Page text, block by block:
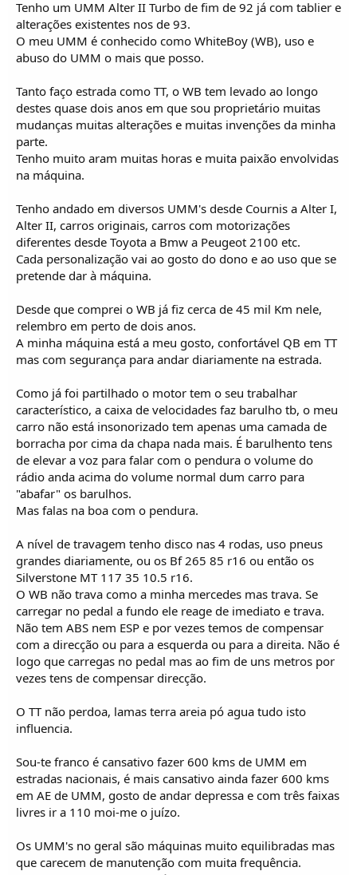
Tenho um UMM Alter II Turbo de fim de 92 já com tablier e
alterações existentes nos de 93.
O meu UMM é conhecido como WhiteBoy (WB), uso e
abuso do UMM o mais que posso.
Tanto faço estrada como TT, o WB tem levado ao longo
destes quase dois anos em que sou proprietário muitas
mudanças muitas alterações e muitas invenções da minha
parte.
Tenho muito aram muitas horas e muita paixão envolvidas
na máquina.
Tenho andado em diversos UMM's desde Cournis a Alter I,
Alter II, carros originais, carros com motorizações
diferentes desde Toyota a Bmw a Peugeot 2100 etc.
Cada personalização vai ao gosto do dono e ao uso que se
pretende dar à máquina.
Desde que comprei o WB já fiz cerca de 45 mil Km nele,
relembro em perto de dois anos.
A minha máquina está a meu gosto, confortável QB em TT
mas com segurança para andar diariamente na estrada.
Como já foi partilhado o motor tem o seu trabalhar
característico, a caixa de velocidades faz barulho tb, o meu
carro não está insonorizado tem apenas uma camada de
borracha por cima da chapa nada mais. É barulhento tens
de elevar a voz para falar com o pendura o volume do
rádio anda acima do volume normal dum carro para
"abafar" os barulhos.
Mas falas na boa com o pendura.
A nível de travagem tenho disco nas 4 rodas, uso pneus
grandes diariamente, ou os Bf 265 85 r16 ou então os
Silverstone MT 117 35 10.5 r16.
O WB não trava como a minha mercedes mas trava. Se
carregar no pedal a fundo ele reage de imediato e trava.
Não tem ABS nem ESP e por vezes temos de compensar
com a direcção ou para a esquerda ou para a direita. Não é
logo que carregas no pedal mas ao fim de uns metros por
vezes tens de compensar direcção.
O TT não perdoa, lamas terra areia pó agua tudo isto
influencia.
Sou-te franco é cansativo fazer 600 kms de UMM em
estradas nacionais, é mais cansativo ainda fazer 600 kms
em AE de UMM, gosto de andar depressa e com três faixas
livres ir a 110 moi-me o juízo.
Os UMM's no geral são máquinas muito equilibradas mas
que carecem de manutenção com muita frequência.